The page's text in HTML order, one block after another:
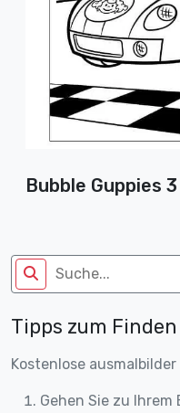
Bubble Guppies 3
Tipps zum
Kostenlose
Gehen Sie zu Ihrem